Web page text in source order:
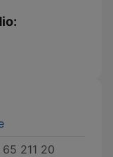
211 20